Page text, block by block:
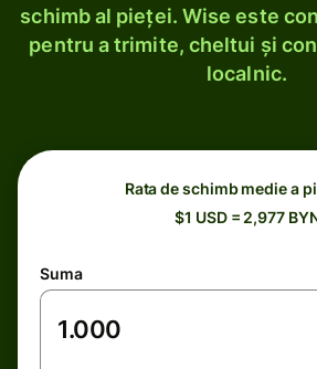
schimb al pieței. Wise este
pentru a trimite, cheltui și
localnic.
Rata de schimb medie a
$1 USD = 2,977
Suma